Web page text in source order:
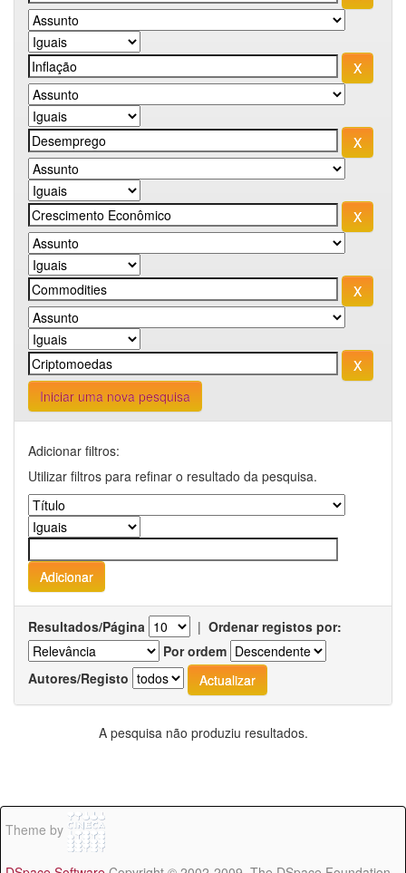
Iniciar uma nova pesquisa
Adicionar filtros:
Utilizar filtros para refinar o resultado da pesquisa.
Resultados/Página | Ordenar registos por:
Por ordem
Autores/Registo
A pesquisa não produziu resultados.
Theme by